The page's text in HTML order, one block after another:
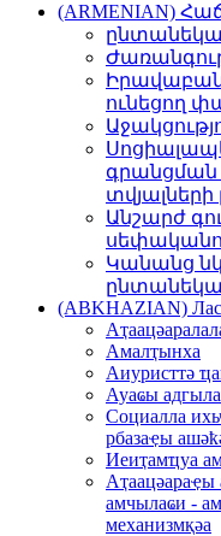
(ARMENIAN)
ունեցող
գրանցման
Անշարժ
Կանանց
(ABKHAZIAN)
Амaлҭынхa
Аиуристтә
Ауaҩы
Социaллa
рбaзaҿы
Иеиҭaмҵуa
Аҭaaцәaрaҿы
aмчылaҩи -
мехaнизмқәa